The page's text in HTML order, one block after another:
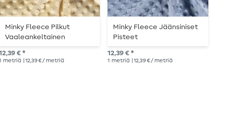
Minky Fleece Pilkut
Vaaleankeltainen
€ *
metriä | 12,39 € / metriä
Minky Fleece Jäänsiniset
Pisteet
12,39 € *
1 metriä | 12,39 € / metriä